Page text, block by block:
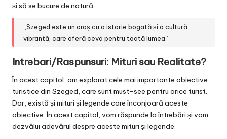
și să se bucure de natură.
„Szeged este un oraș cu o istorie bogată și o cultură
vibrantă, care oferă ceva pentru toată lumea.”
Intrebari/Raspunsuri: Mituri sau Realitate?
În acest capitol, am explorat cele mai importante obiective
turistice din Szeged, care sunt must-see pentru orice turist.
Dar, există și mituri și legende care înconjoară aceste
obiective. În acest capitol, vom răspunde la întrebări și vom
dezvălui adevărul despre aceste mituri și legende.